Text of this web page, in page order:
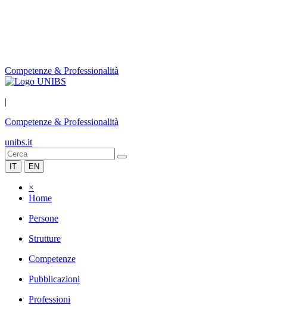
Competenze & Professionalità
|
Competenze & Professionalità
unibs.it
IT EN
×
Home
Persone
Strutture
Competenze
Pubblicazioni
Professioni